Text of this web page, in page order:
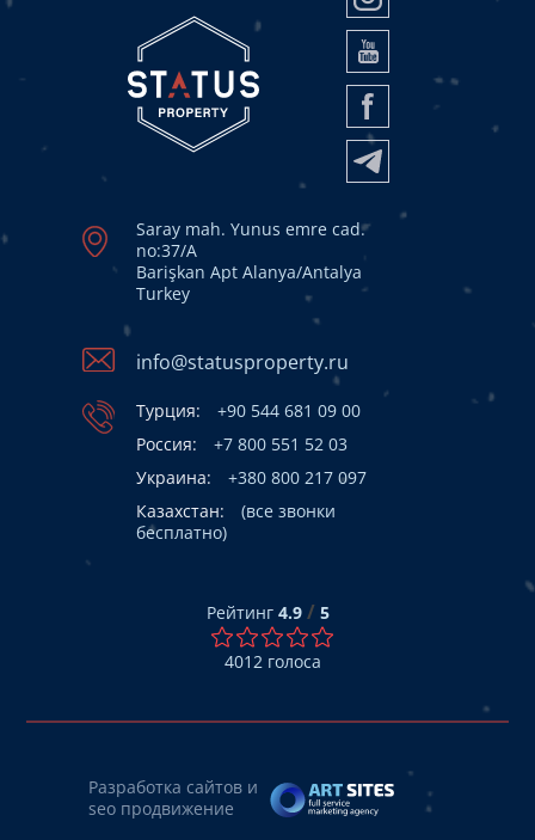
Saray mah. Yunus emre cad.
no:37/A
Barişkan Apt Alanya/Antalya
Turkey
info@statusproperty.ru
Турция:
+90 544 681 09 00
Россия:
+7 800 551 52 03
Украина:
+380 800 217 097
Казахстан:
(все звонки
бесплатно)
Рейтинг 4.9/ 5
4012 голоса
Разработка сайтов и
seo продвижение